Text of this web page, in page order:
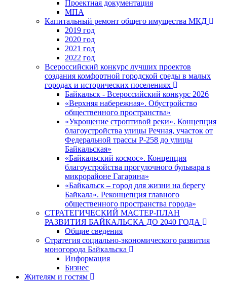
Проектная документация
МПА
Капитальный ремонт общего имущества МКД
2019 год
2020 год
2021 год
2022 год
Всероссийский конкурс лучших проектов
создания комфортной городской среды в малых
городах и исторических поселениях
Байкальск - Всероссийский конкурс 2026
«Верхняя набережная». Обустройство
общественного пространства»
«Укрощение строптивой реки». Концепция
благоустройства улицы Речная, участок от
Федеральной трассы Р-258 до улицы
Байкальская»
«Байкальский космос». Концепция
благоустройства прогулочного бульвара в
микрорайоне Гагарина»
«Байкальск – город для жизни на берегу
Байкала». Реконцепция главного
общественного пространства города»
СТРАТЕГИЧЕСКИЙ МАСТЕР-ПЛАН
РАЗВИТИЯ БАЙКАЛЬСКА ДО 2040 ГОДА
Общие сведения
Стратегия социально-экономического развития
моногорода Байкальска
Информация
Бизнес
Жителям и гостям